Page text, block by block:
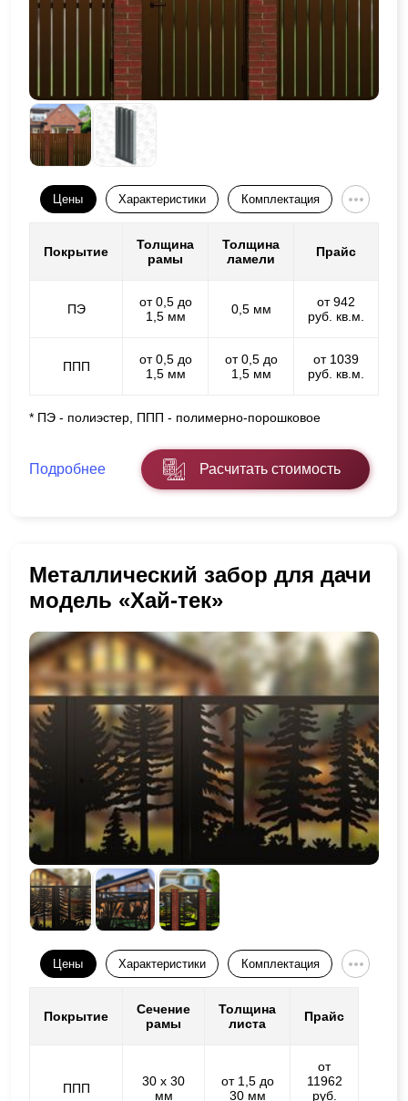
Цены Характеристики Комплектация
Покрытие
Толщина
рамы
Толщина
ламели
Прайс
ПЭ
от 0,5 до
1,5 мм
0,5 мм
от 942
руб. кв.м.
ППП
от 0,5 до
1,5 мм
от 0,5 до
1,5 мм
от 1039
руб. кв.м.
* ПЭ - полиэстер, ППП - полимерно-порошковое
Подробнее Расчитать стоимость
Металлический забор для дачи
модель «Хай-тек»
Цены Характеристики Комплектация
Покрытие
Сечение
рамы
Толщина
листа
Прайс
ППП
30 х 30
мм
от 1,5 до
30 мм
от
11962
руб.